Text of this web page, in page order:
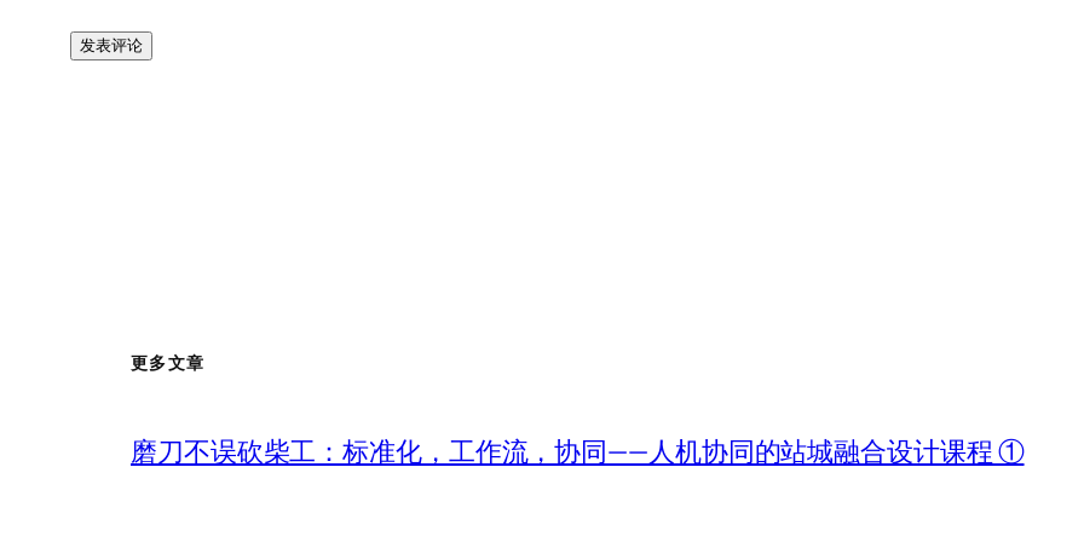
更多文章
磨刀不误砍柴工：标准化，工作流，协同——人机协同的站城融合设计课程 ①